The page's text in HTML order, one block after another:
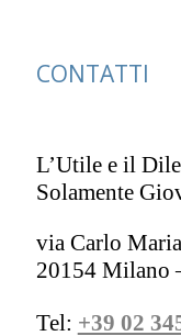
CONTATTI
L’Utile e il
Solamente
via Carlo
20154 Milano
Tel: +39 02